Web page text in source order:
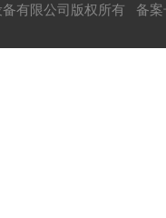
有限公司版权所有 备案